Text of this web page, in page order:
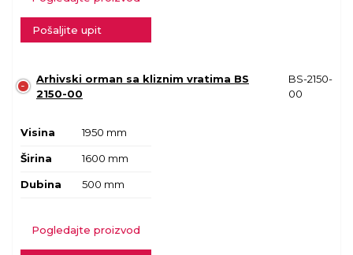
Pošaljite upit
Arhivski orman sa kliznim vratima BS
2150-00
BS-2150-
00
Visina 1950 mm
Širina 1600 mm
Dubina 500 mm
Pogledajte proizvod